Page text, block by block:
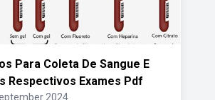
Para Coleta De Sangue E
Respectivos Exames Pdf
2024